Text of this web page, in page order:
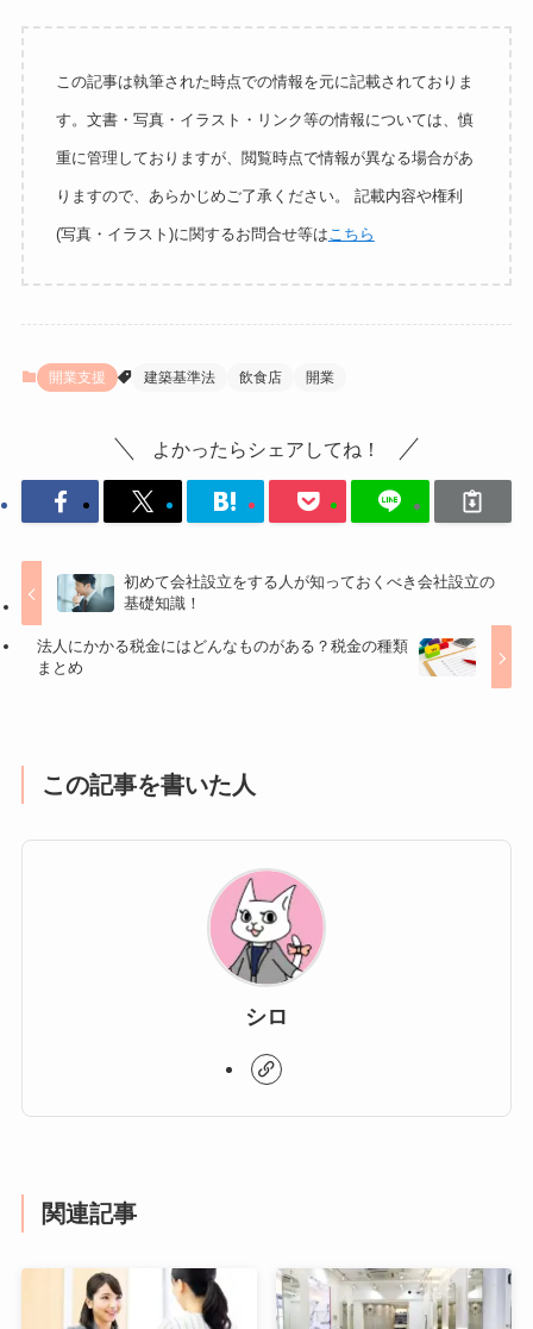
この記事は執筆された時点での情報を元に記載されておりま
す。文書・写真・イラスト・リンク等の情報については、慎
重に管理しておりますが、閲覧時点で情報が異なる場合があ
りますので、あらかじめご了承ください。 記載内容や権利
(写真・イラスト)に関するお問合せ等は こちら
開業支援 建築基準法 飲食店 開業
よかったらシェアしてね！
初めて会社設立をする人が知っておくべき会社設立の
基礎知識！
法人にかかる税金にはどんなものがある？税金の種類
まとめ
この記事を書いた人
シロ
関連記事